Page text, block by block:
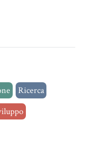
Ricerca